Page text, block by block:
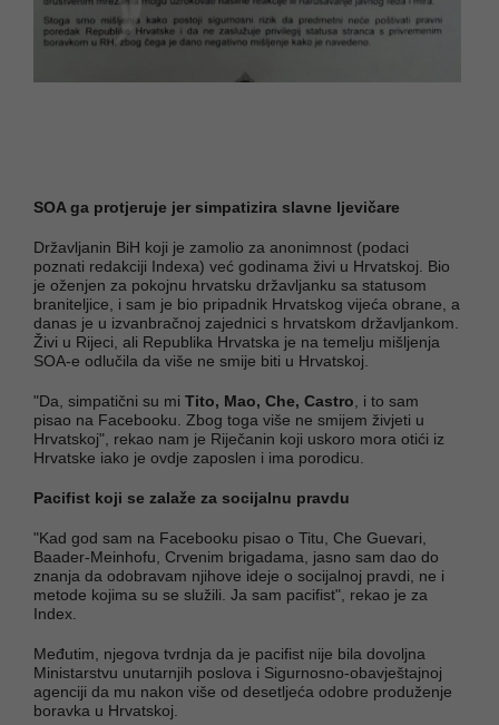
SOA ga protjeruje jer simpatizira slavne ljevičare
Državljanin BiH koji je zamolio za anonimnost (podaci
poznati redakciji Indexa) već godinama živi u Hrvatskoj. Bio
je oženjen za pokojnu hrvatsku državljanku sa statusom
braniteljice, i sam je bio pripadnik Hrvatskog vijeća obrane, a
danas je u izvanbračnoj zajednici s hrvatskom državljankom.
Živi u Rijeci, ali Republika Hrvatska je na temelju mišljenja
SOA-e odlučila da više ne smije biti u Hrvatskoj.
"Da, simpatični su mi Tito, Mao, Che, Castro , i to sam
pisao na Facebooku. Zbog toga više ne smijem živjeti u
Hrvatskoj", rekao nam je Riječanin koji uskoro mora otići iz
Hrvatske iako je ovdje zaposlen i ima porodicu.
Pacifist koji se zalaže za socijalnu pravdu
"Kad god sam na Facebooku pisao o Titu, Che Guevari,
Baader-Meinhofu, Crvenim brigadama, jasno sam dao do
znanja da odobravam njihove ideje o socijalnoj pravdi, ne i
metode kojima su se služili. Ja sam pacifist", rekao je za
Index.
Međutim, njegova tvrdnja da je pacifist nije bila dovoljna
Ministarstvu unutarnjih poslova i Sigurnosno-obavještajnoj
agenciji da mu nakon više od desetljeća odobre produženje
boravka u Hrvatskoj.